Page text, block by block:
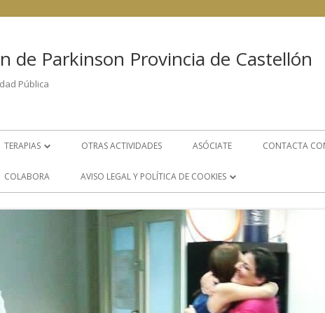
de Parkinson Provincia de Castellón
Pública
TERAPIAS
FISIOTERAPIA
OTRAS ACTIVIDADES ASÓCIATE CONTACTA
COLABORA AVISO LEGAL Y POLÍTICA DE COOKIES